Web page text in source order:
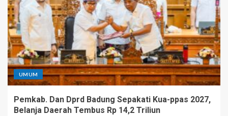
UMUM
Pemkab. Dan Dprd Badung Sepakati Kua-ppas 2027,
Belanja Daerah Tembus Rp 14,2 Triliun